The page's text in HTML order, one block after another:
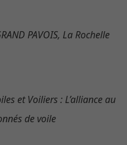
PAVOIS, La Rochelle
et Voiliers : L’alliance au
de voile